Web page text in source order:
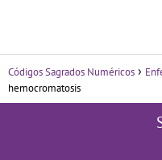
Códigos Sagrados Numéricos
hemocromatosis